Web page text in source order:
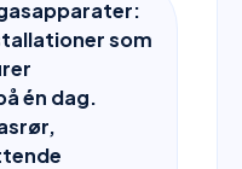
som
én dag.